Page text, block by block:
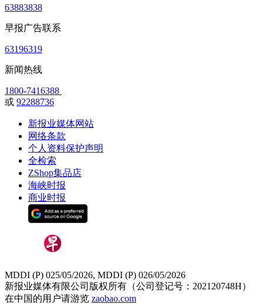
63883838
早报广告联系
63196319
新闻热线
1800-7416388
或 92288736
新报业媒体网站
网络条款
个人资料保护声明
全检索
ZShop集品店
海峡时报
商业时报
MDDI (P) 025/05/2026, MDDI (P) 026/05/2026
新报业媒体有限公司版权所有（公司登记号：202120748H）
在中国的用户请游览 zaobao.com